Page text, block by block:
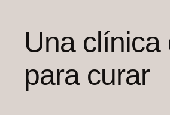
Una clínica
para curar